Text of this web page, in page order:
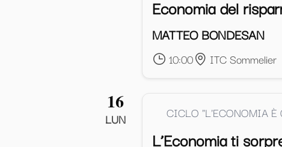
Economia del
MATTEO BONDESAN
10:00 ITC Sommelier
16
LUN CICLO "L'ECONOMIA
L’Economia ti